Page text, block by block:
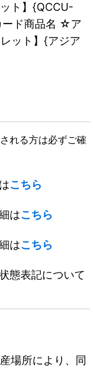
ト】{QCCU-
ード商品名 ☆ア
ット】{アジア
れる方は必ずご確
こちら
はこちら
はこちら
態表記について
場所により、同